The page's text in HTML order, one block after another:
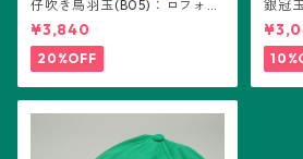
仔吹き烏羽玉(B05)：ロフォフ
ォラ属
¥3,840
20%OFF
銀冠
ォフ